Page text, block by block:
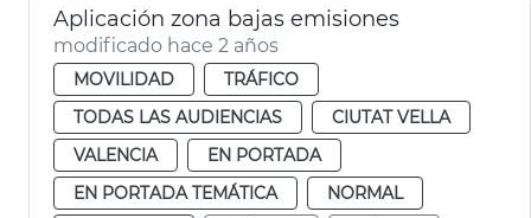
Aplicación zona bajas emisiones
modificado hace 2 años
MOVILIDAD
TRÁFICO
TODAS LAS AUDIENCIAS
CIUTAT VELLA
VALENCIA
EN PORTADA
EN PORTADA TEMÁTICA
NORMAL